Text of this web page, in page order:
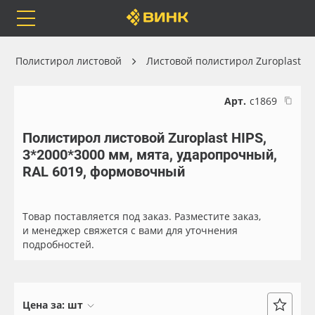
Каталог
Orafol
Бренды
Доставка
Весь каталог
Рулонные материалы
Самоклеящиеся плёнки
Листовые материалы
Полистирол листовой Листовой полистирол Zuroplast
Арт. с1869
Полистирол листовой Zuroplast HIPS,
3*2000*3000 мм, мята, ударопрочный,
RAL 6019, формовочный
Товар поставляется под заказ. Разместите заказ,
и менеджер свяжется с вами для уточнения
подробностей.
Цена за: шт